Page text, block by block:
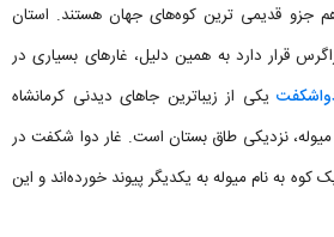
جزو قدیمی ترین کوه‌های جهان هستند. استان
قرار دارد به همین دلیل، غارهای بسیاری در
یکی از زیباترین جاهای دیدنی کرمانشاه
نزدیکی طاق بستان است. غار دوا شکفت در
به نام میوله به یکدیگر پیوند خورده‌اند و این